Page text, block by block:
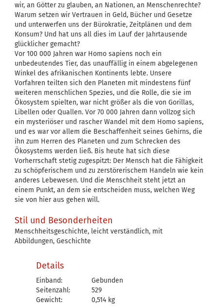
wir, an Götter zu glauben, an Nationen, an Menschenrechte?
Warum setzen wir Vertrauen in Geld, Bücher und Gesetze
und unterwerfen uns der Bürokratie, Zeitplänen und dem
Konsum? Und hat uns all dies im Lauf der Jahrtausende
glücklicher gemacht?
Vor 100 000 Jahren war Homo sapiens noch ein
unbedeutendes Tier, das unauffällig in einem abgelegenen
Winkel des afrikanischen Kontinents lebte. Unsere
Vorfahren teilten sich den Planeten mit mindestens fünf
weiteren menschlichen Spezies, und die Rolle, die sie im
Ökosystem spielten, war nicht größer als die von Gorillas,
Libellen oder Quallen. Vor 70 000 Jahren dann vollzog sich
ein mysteriöser und rascher Wandel mit dem Homo sapiens,
und es war vor allem die Beschaffenheit seines Gehirns, die
ihn zum Herren des Planeten und zum Schrecken des
Ökosystems werden ließ. Bis heute hat sich diese
Vorherrschaft stetig zugespitzt: Der Mensch hat die Fähigkeit
zu schöpferischem und zu zerstörerischem Handeln wie kein
anderes Lebewesen. Und die Menschheit steht jetzt an
einem Punkt, an dem sie entscheiden muss, welchen Weg
sie von hier aus gehen will.
Stil und Besonderheiten
Menschheitsgeschichte, leicht verständlich, mit
Abbildungen, Geschichte
Details
Einband:
Seitenzahl:
Gewicht:
Gebunden
529
0,514 kg